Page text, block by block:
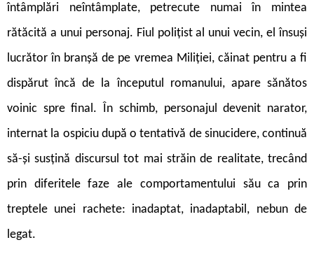
întâmplări neîntâmplate, petrecute numai în mintea
rătăcită a unui personaj. Fiul polițist al unui vecin, el însuși
lucrător în branșă de pe vremea Miliției, căinat pentru a fi
dispărut încă de la începutul romanului, apare sănătos
voinic spre final. În schimb, personajul devenit narator,
internat la ospiciu după o tentativă de sinucidere, continuă
să-și susțină discursul tot mai străin de realitate, trecând
prin diferitele faze ale comportamentului său ca prin
treptele unei rachete: inadaptat, inadaptabil, nebun de
legat.